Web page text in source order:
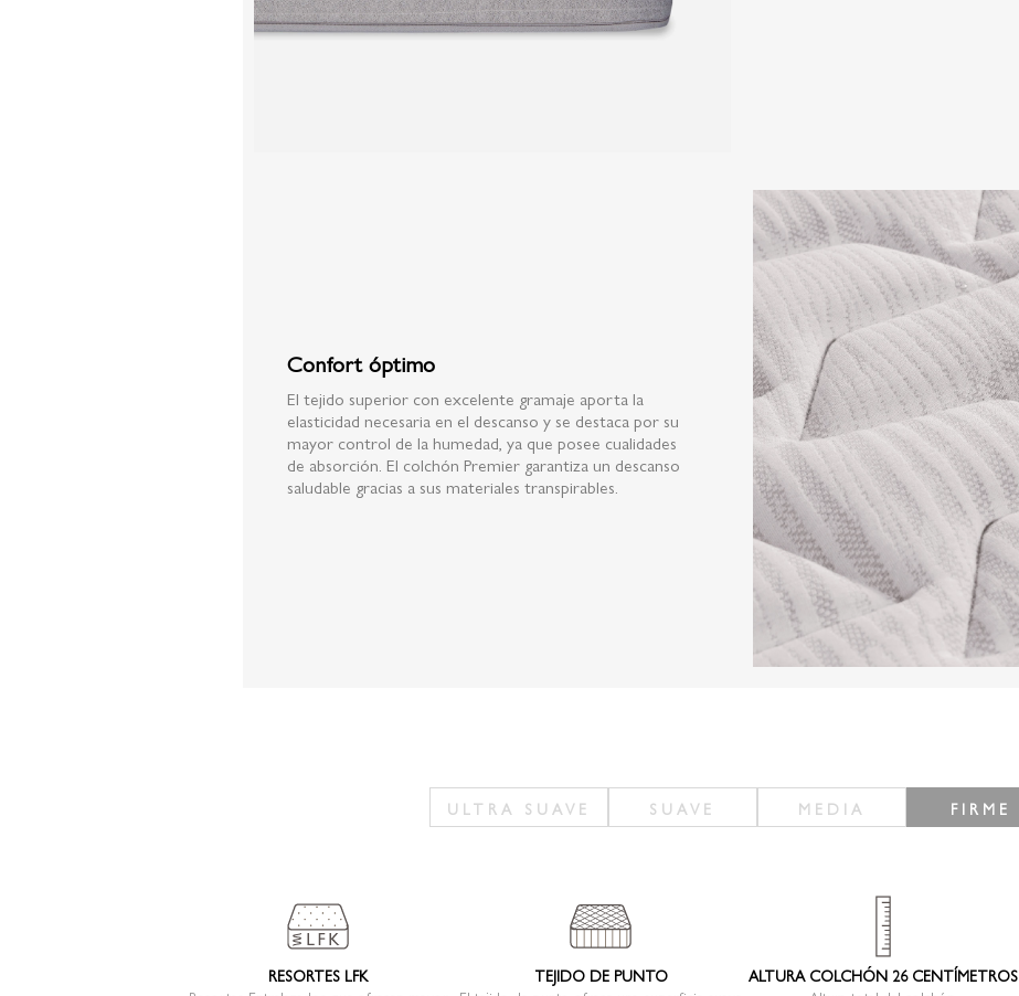
Confort óptimo
El tejido superior con excelente gramaje aporta la
elasticidad necesaria en el descanso y se destaca por su
mayor control de la humedad, ya que posee cualidades
de absorción. El colchón Premier garantiza un descanso
saludable gracias a sus materiales transpirables.
RESORTES LFK
TEJIDO DE PUNTO
ALTURA COLCHÓN 26 CENTÍMETROS